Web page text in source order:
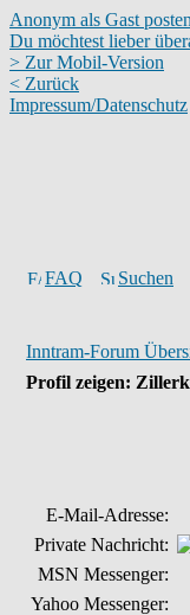
Anonym als Gast
Du möchtest lieber
> Zur Mobil-Version
< Zurück
Impressum/Datenschutz
FAQ Suchen
Inntram-Forum
Profil zeigen:
E-Mail-Adresse:
Private Nachricht:
MSN Messenger:
Yahoo Messenger: